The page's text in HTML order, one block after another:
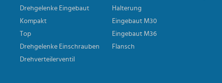
Drehgelenke Eingebaut
Kompakt
Top
Drehgelenke Einschrauben
Drehverteilerventil
Halterung
Eingebaut M30
Eingebaut M36
Flansch